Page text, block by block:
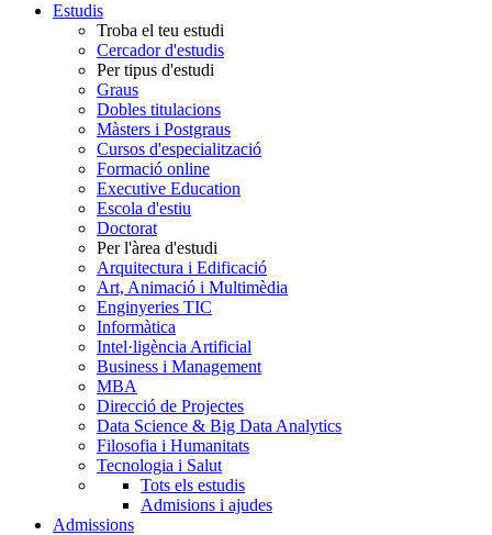
Estudis
Troba el teu estudi
Cercador d'estudis
Per tipus d'estudi
Graus
Dobles titulacions
Màsters i Postgraus
Cursos d'especialització
Formació online
Executive Education
Escola d'estiu
Doctorat
Per l'àrea d'estudi
Arquitectura i Edificació
Art, Animació i Multimèdia
Enginyeries TIC
Informàtica
Intel·ligència Artificial
Business i Management
MBA
Direcció de Projectes
Data Science & Big Data Analytics
Filosofia i Humanitats
Tecnologia i Salut
Tots els estudis
Admisions i ajudes
Admissions